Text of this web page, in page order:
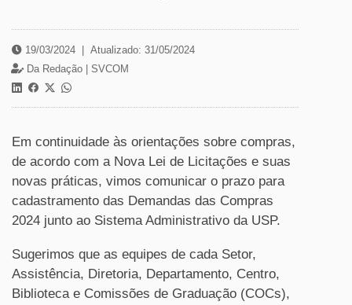
19/03/2024
Atualizado: 31/05/2024
Da Redação | SVCOM
Em continuidade às orientações sobre compras,
de acordo com a Nova Lei de Licitações e suas
novas práticas, vimos comunicar o prazo para
cadastramento das Demandas das Compras
2024 junto ao Sistema Administrativo da USP.
Sugerimos que as equipes de cada Setor,
Assistência, Diretoria, Departamento, Centro,
Biblioteca e Comissões de Graduação (COCs),